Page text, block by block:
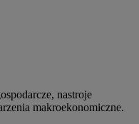
nastroje
makroekonomiczne.